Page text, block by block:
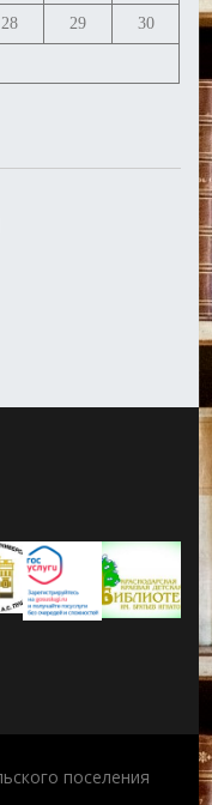
28 29 30
поселения